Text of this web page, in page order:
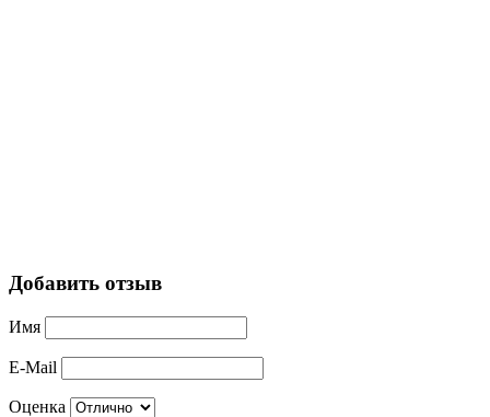
Добавить отзыв
Имя
E-Mail
Оценка